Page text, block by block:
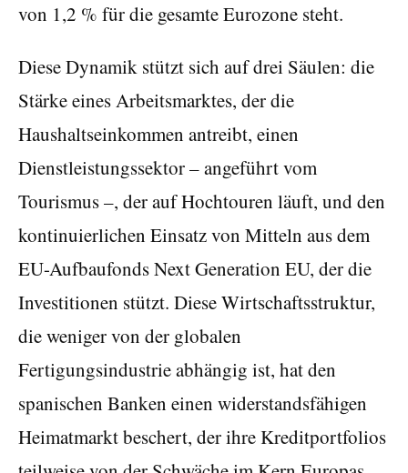
von 1,2 % für die gesamte Eurozone steht.
Diese Dynamik stützt sich auf drei Säulen: die
Stärke eines Arbeitsmarktes, der die
Haushaltseinkommen antreibt, einen
Dienstleistungssektor – angeführt vom
Tourismus –, der auf Hochtouren läuft, und den
kontinuierlichen Einsatz von Mitteln aus dem
EU-Aufbaufonds Next Generation EU, der die
Investitionen stützt. Diese Wirtschaftsstruktur,
die weniger von der globalen
Fertigungsindustrie abhängig ist, hat den
spanischen Banken einen widerstandsfähigen
Heimatmarkt beschert, der ihre Kreditportfolios